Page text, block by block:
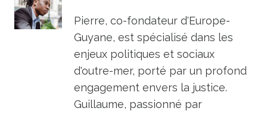
Pierre, co-fondateur d'Europe-
Guyane, est spécialisé dans les
enjeux politiques et sociaux
d'outre-mer, porté par un profond
engagement envers la justice.
Guillaume, passionné par